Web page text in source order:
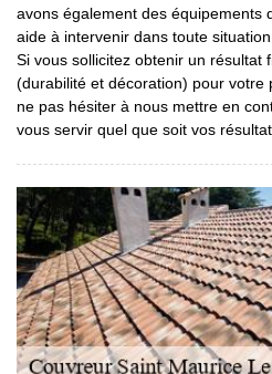
avons également des équipements
aide à intervenir dans toute
Si vous sollicitez obtenir un résultat
(durabilité et décoration) pour votre
ne pas hésiter à nous mettre en
vous servir quel que soit vos